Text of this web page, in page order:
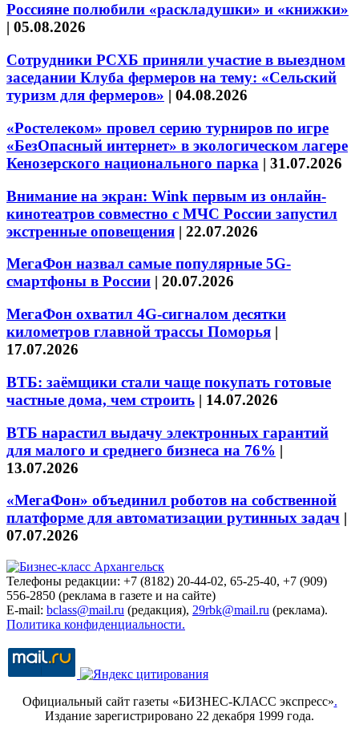
Россияне полюбили «раскладушки» и «книжки»
| 05.08.2026
Сотрудники РСХБ приняли участие в выездном
заседании Клуба фермеров на тему: «Сельский
туризм для фермеров» | 04.08.2026
«Ростелеком» провел серию турниров по игре
«БезОпасный интернет» в экологическом лагере
Кенозерского национального парка | 31.07.2026
Внимание на экран: Wink первым из онлайн-
кинотеатров совместно с МЧС России запустил
экстренные оповещения | 22.07.2026
МегаФон назвал самые популярные 5G-
смартфоны в России | 20.07.2026
МегаФон охватил 4G-сигналом десятки
километров главной трассы Поморья |
17.07.2026
ВТБ: заёмщики стали чаще покупать готовые
частные дома, чем строить | 14.07.2026
ВТБ нарастил выдачу электронных гарантий
для малого и среднего бизнеса на 76% |
13.07.2026
«МегаФон» объединил роботов на собственной
платформе для автоматизации рутинных задач |
07.07.2026
Телефоны редакции: +7 (8182) 20-44-02, 65-25-40, +7 (909)
556-2850 (реклама в газете и на сайте)
E-mail: bclass@mail.ru (редакция), 29rbk@mail.ru (реклама).
Политика конфиденциальности.
Официальный сайт газеты «БИЗНЕС-КЛАСС экспресс».
Издание зарегистрировано 22 декабря 1999 года.